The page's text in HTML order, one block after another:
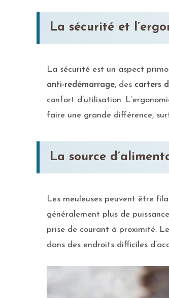
La sécurité et
La sécurité est un aspect
anti-redémarrage, des carters
confort d’utilisation.
faire une grande différence,
La source
Les meuleuses peuvent être
généralement plus de
prise de courant à proximité.
dans des endroits difficiles